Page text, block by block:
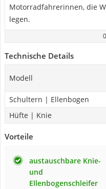
Motorradfahrerinnen, die
legen.
Technische Details
Modell
Schultern | Ellenbogen
Hüfte | Knie
Vorteile
austauschbare Knie-
und
Ellenbogenschleifer